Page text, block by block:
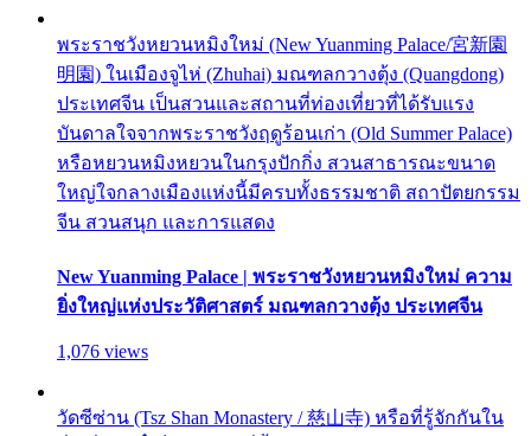
พระราชวังหยวนหมิงใหม่ (New Yuanming Palace/宮新園
明園) ในเมืองจูไห่ (Zhuhai) มณฑลกวางตุ้ง (Quangdong)
ประเทศจีน เป็นสวนและสถานที่ท่องเที่ยวที่ได้รับแรง
บันดาลใจจากพระราชวังฤดูร้อนเก่า (Old Summer Palace)
หรือหยวนหมิงหยวนในกรุงปักกิ่ง สวนสาธารณะขนาด
ใหญ่ใจกลางเมืองแห่งนี้มีครบทั้งธรรมชาติ สถาปัตยกรรม
จีน สวนสนุก และการแสดง
New Yuanming Palace | พระราชวังหยวนหมิงใหม่ ความ
ยิ่งใหญ่แห่งประวัติศาสตร์ มณฑลกวางตุ้ง ประเทศจีน
1,076 views
วัดซีซ่าน (Tsz Shan Monastery / 慈山寺) หรือที่รู้จักกันใน